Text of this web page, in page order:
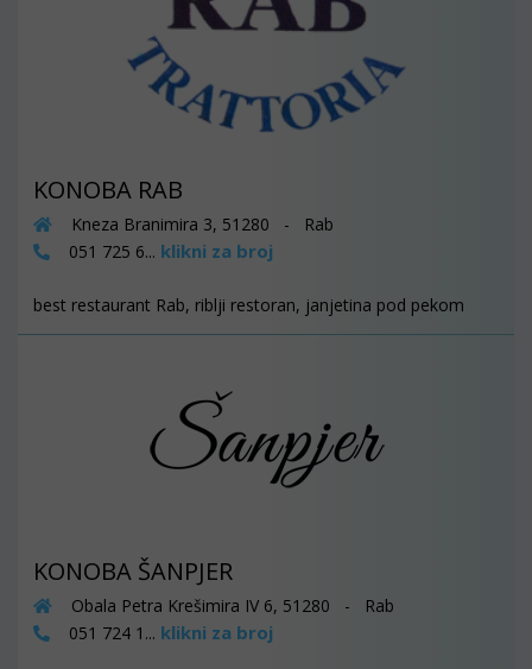
KONOBA RAB
Kneza Branimira 3, 51280 - Rab
051 725 6... klikni za broj
best restaurant Rab, riblji restoran, janjetina pod pekom
KONOBA ŠANPJER
Obala Petra Krešimira IV 6, 51280 - Rab
051 724 1... klikni za broj